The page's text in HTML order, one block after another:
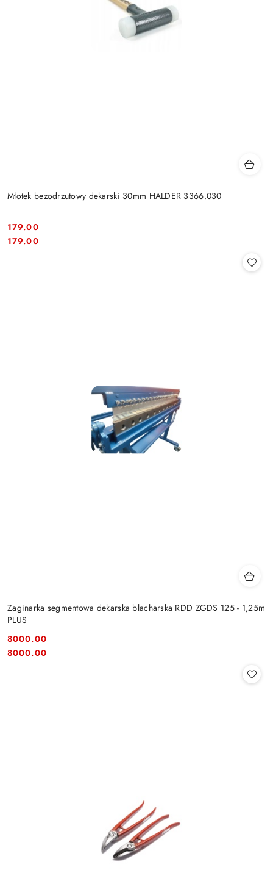
Młotek bezodrzutowy dekarski 30mm HALDER 3366.030
Cena:
179.00
Cena:
179.00
Zaginarka segmentowa dekarska blacharska RDD ZGDS 125 - 1,25m
PLUS
Cena:
8000.00
Cena:
8000.00